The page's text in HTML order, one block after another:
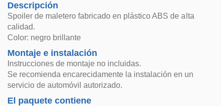
Descripción
Spoiler de maletero fabricado en plástico ABS de alta
calidad.
Color: negro brillante
Montaje e instalación
Instrucciones de montaje no incluidas.
Se recomienda encarecidamente la instalación en un
servicio de automóvil autorizado.
El paquete contiene